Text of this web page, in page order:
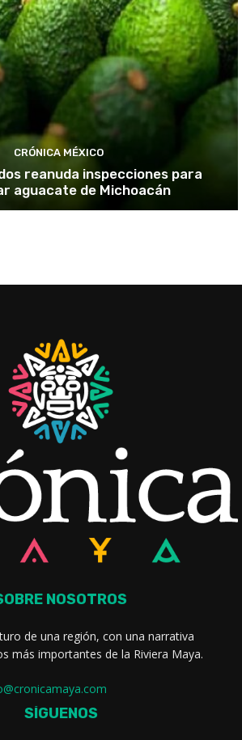
CRÓNICA MÉXICO
reanuda inspecciones para
aguacate de Michoacán
NOSOTROS
de una región, con una narrativa
más importantes de la Riviera Maya.
SÍGUENOS